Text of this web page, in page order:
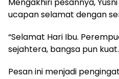
ucapan selamat dengan
“Selamat Hari Ibu.
sejahtera, bangsa pun
Pesan ini menjadi